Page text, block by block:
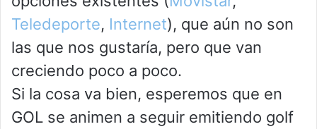
Teledeporte, Internet), que aún no son
las que nos gustaría, pero que van
creciendo poco a poco.
Si la cosa va bien, esperemos que en
GOL se animen a seguir emitiendo golf